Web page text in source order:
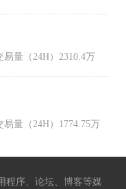
易量（24H）2310.4万
易量（24H） 1774.75万
程序、论坛、博客等媒